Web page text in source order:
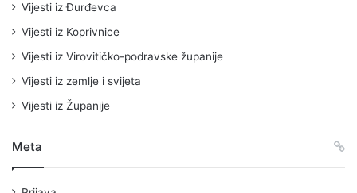
Vijesti iz Đurđevca
Vijesti iz Koprivnice
Vijesti iz Virovitičko-podravske županije
Vijesti iz zemlje i svijeta
Vijesti iz Županije
Meta